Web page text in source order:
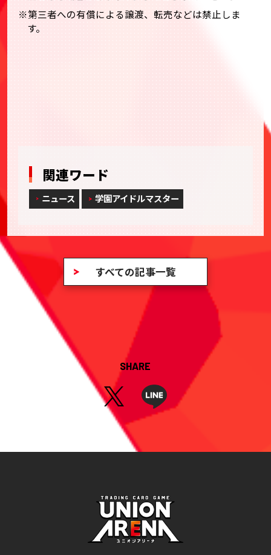
※第三者への有償による譲渡、転売などは禁止しま
す。
関連ワード
ニュース 学園アイドルマスター
すべての記事一覧
SHARE